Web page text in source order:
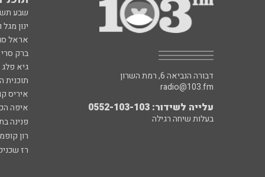
שבע
ינון
אראל
ברק
גיא פלג
תוכנית
איריס
איפה
פנינה
רון
רז
דבורה הנביאה 6, רמת השרון
radio@103.fm
עלייה לשידור: 0552-103-103
בעלות שיחה רגילה